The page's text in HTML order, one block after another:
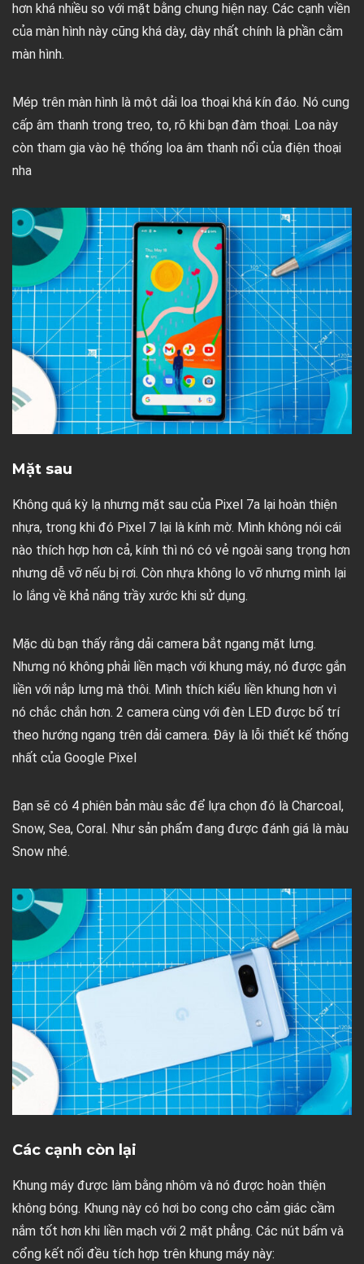
hơn khá nhiều so với mặt bằng chung hiện nay. Các cạnh viền
của màn hình này cũng khá dày, dày nhất chính là phần cằm
màn hình.
Mép trên màn hình là một dải loa thoại khá kín đáo. Nó cung
cấp âm thanh trong treo, to, rõ khi bạn đàm thoại. Loa này
còn tham gia vào hệ thống loa âm thanh nổi của điện thoại
nha
Mặt sau
Không quá kỳ lạ nhưng mặt sau của Pixel 7a lại hoàn thiện
nhựa, trong khi đó Pixel 7 lại là kính mờ. Mình không nói cái
nào thích hợp hơn cả, kính thì nó có vẻ ngoài sang trọng hơn
nhưng dễ vỡ nếu bị rơi. Còn nhựa không lo vỡ nhưng mình lại
lo lắng về khả năng trầy xước khi sử dụng.
Mặc dù bạn thấy rằng dải camera bắt ngang mặt lưng.
Nhưng nó không phải liền mạch với khung máy, nó được gắn
liền với nắp lưng mà thôi. Mình thích kiểu liền khung hơn vì
nó chắc chắn hơn. 2 camera cùng với đèn LED được bố trí
theo hướng ngang trên dải camera. Đây là lỗi thiết kế thống
nhất của Google Pixel
Bạn sẽ có 4 phiên bản màu sắc để lựa chọn đó là Charcoal,
Snow, Sea, Coral. Như sản phẩm đang được đánh giá là màu
Snow nhé.
Các cạnh còn lại
Khung máy được làm bằng nhôm và nó được hoàn thiện
không bóng. Khung này có hơi bo cong cho cảm giác cầm
nắm tốt hơn khi liền mạch với 2 mặt phẳng. Các nút bấm và
cổng kết nối đều tích hợp trên khung máy này: